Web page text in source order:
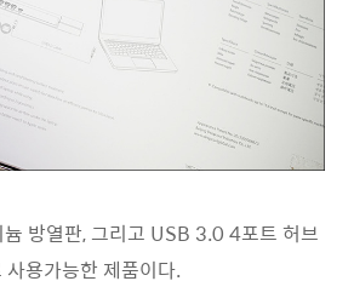
방열판, 그리고 USB 3.0 4포트 허브
사용가능한 제품이다.